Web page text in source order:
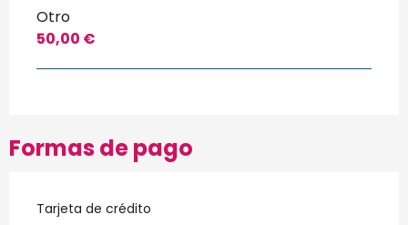
Otro
50,00 €
Formas de pago
Tarjeta de crédito